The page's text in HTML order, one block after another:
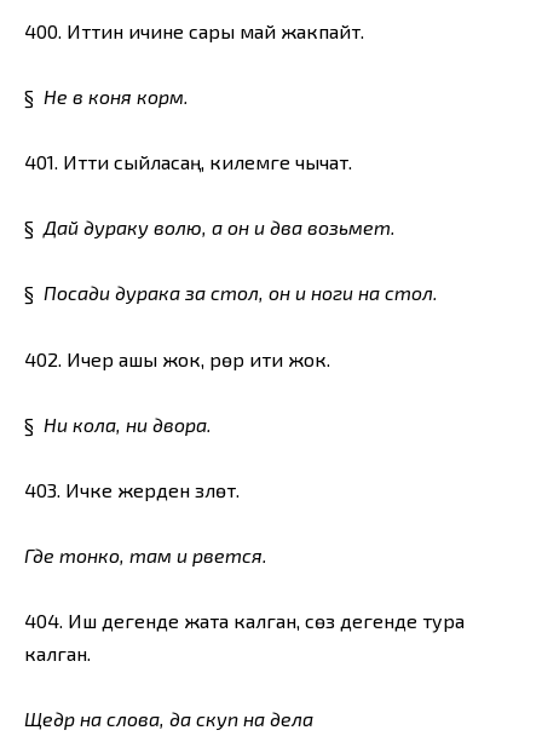
400. Иттин ичине сары май жакпайт.
§ Не в коня корм.
401. Итти сыйласаң, килемге чычат.
§ Дай дураку волю, а он и два возьмет.
§ Посади дурака за стол, он и ноги на стол.
402. Ичер ашы жок, үрөр ити жок.
§ Ни кола, ни двора.
403. Ичке жерден үзүлөт.
Где тонко, там и рвется.
404. Иш дегенде жата калган, сөз дегенде тура
калган.
Щедр на слова, да скуп на дела